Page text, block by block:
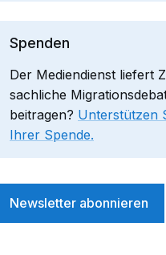
Spenden
Der Mediendienst liefert
sachliche
beitragen? Unterstützen
Ihrer Spende.
Newsletter abonnieren